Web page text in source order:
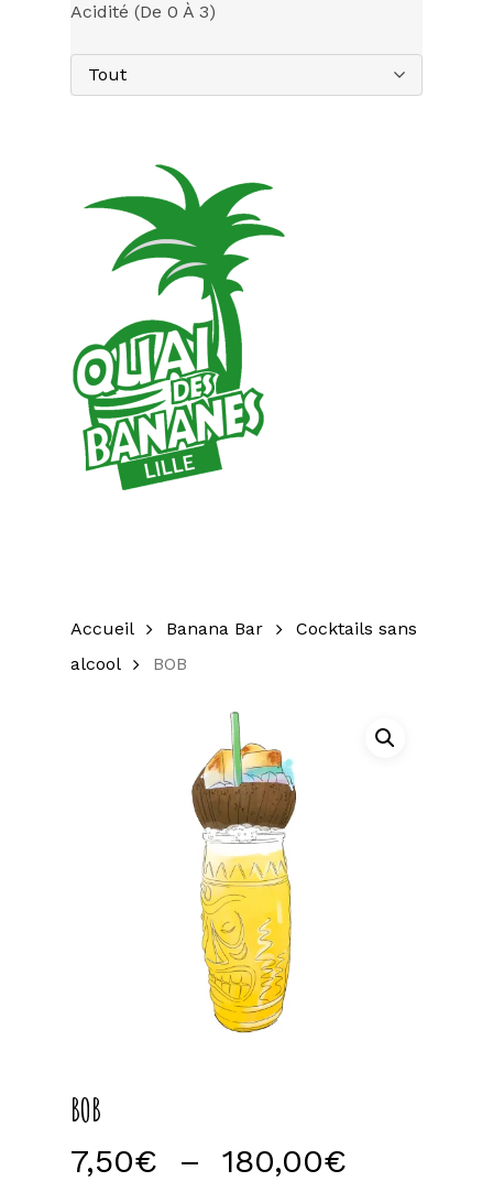
Acidité (de 0 À 3)
Tout
Accueil Banana Bar
Cocktails sans
alcool
BOB
BOB
7,50€ – 180,00€